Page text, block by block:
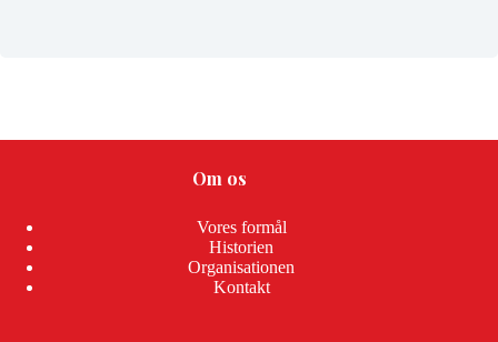
Om os
Vores formål
Historien
Organisationen
Kontakt